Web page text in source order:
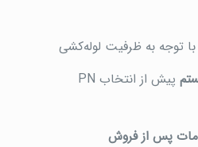
با توجه به ظرفیت لوله‌کشی
پیش از انتخاب PN
پس از فروش